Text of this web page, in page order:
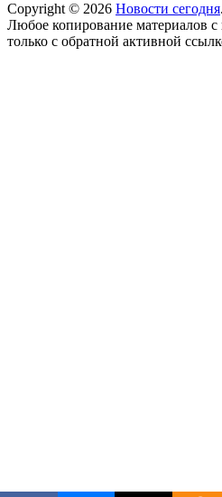
Copyright © 2026 Новости сегодня.
Любое копирование материалов с
только с обратной активной